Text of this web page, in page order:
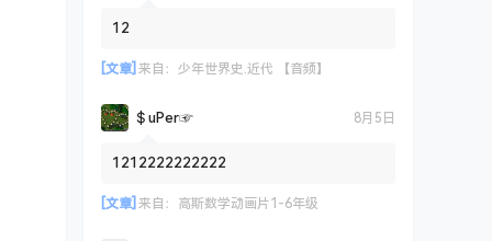
12
[文章] 来自： 少年世界史.近代 【音频】
＄uΡer☞ 8月5日
1212222222222
[文章] 来自： 高斯数学动画片1-6年级